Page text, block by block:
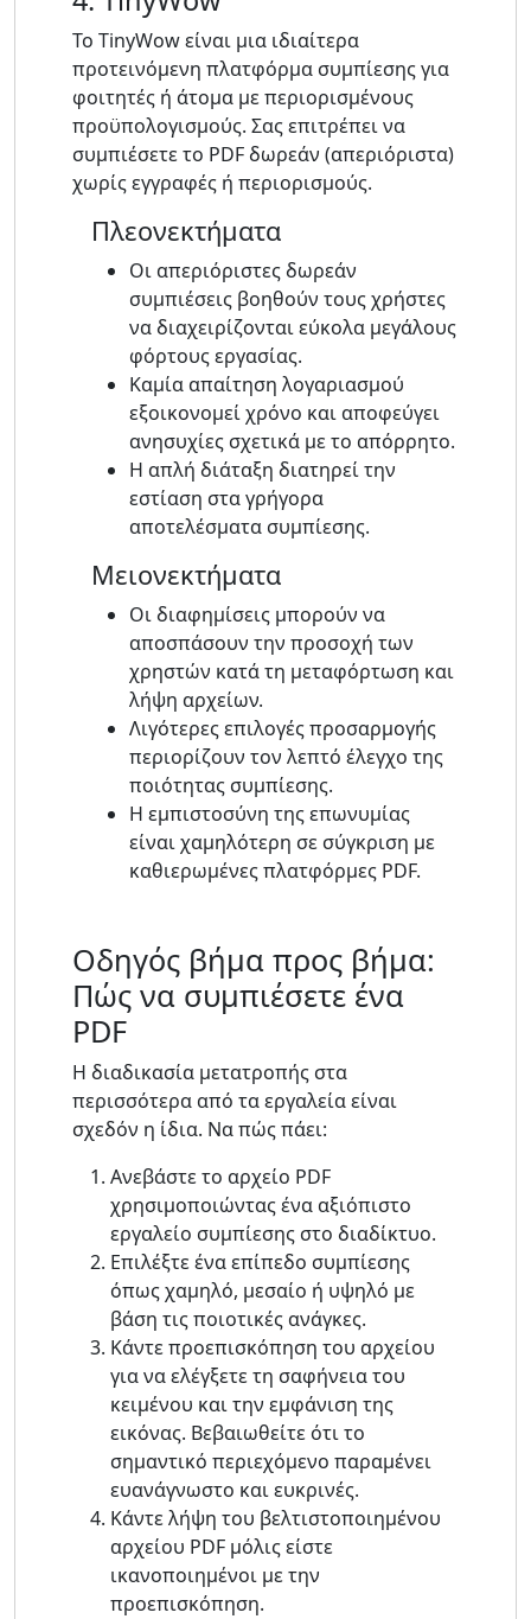
Το TinyWow είναι μια ιδιαίτερα
προτεινόμενη πλατφόρμα συμπίεσης για
φοιτητές ή άτομα με περιορισμένους
προϋπολογισμούς. Σας επιτρέπει να
συμπιέσετε το PDF δωρεάν (απεριόριστα)
χωρίς εγγραφές ή περιορισμούς.
Πλεονεκτήματα
Οι απεριόριστες δωρεάν
συμπιέσεις βοηθούν τους χρήστες
να διαχειρίζονται εύκολα μεγάλους
φόρτους εργασίας.
Καμία απαίτηση λογαριασμού
εξοικονομεί χρόνο και αποφεύγει
ανησυχίες σχετικά με το απόρρητο.
Η απλή διάταξη διατηρεί την
εστίαση στα γρήγορα
αποτελέσματα συμπίεσης.
Μειονεκτήματα
Οι διαφημίσεις μπορούν να
αποσπάσουν την προσοχή των
χρηστών κατά τη μεταφόρτωση και
λήψη αρχείων.
Λιγότερες επιλογές προσαρμογής
περιορίζουν τον λεπτό έλεγχο της
ποιότητας συμπίεσης.
Η εμπιστοσύνη της επωνυμίας
είναι χαμηλότερη σε σύγκριση με
καθιερωμένες πλατφόρμες PDF.
Οδηγός βήμα προς βήμα:
Πώς να συμπιέσετε ένα
PDF
Η διαδικασία μετατροπής στα
περισσότερα από τα εργαλεία είναι
σχεδόν η ίδια. Να πώς πάει:
Ανεβάστε το αρχείο PDF
χρησιμοποιώντας ένα αξιόπιστο
εργαλείο συμπίεσης στο διαδίκτυο.
Επιλέξτε ένα επίπεδο συμπίεσης
όπως χαμηλό, μεσαίο ή υψηλό με
βάση τις ποιοτικές ανάγκες.
Κάντε προεπισκόπηση του αρχείου
για να ελέγξετε τη σαφήνεια του
κειμένου και την εμφάνιση της
εικόνας. Βεβαιωθείτε ότι το
σημαντικό περιεχόμενο παραμένει
ευανάγνωστο και ευκρινές.
Κάντε λήψη του βελτιστοποιημένου
αρχείου PDF μόλις είστε
ικανοποιημένοι με την
προεπισκόπηση.